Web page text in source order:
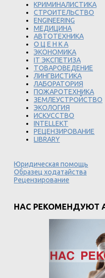
КРИМИНАЛИСТИКА
СТРОИТЕЛЬСТВО
ENGINEERING
МЕДИЦИНА
АВТОТЕХНИКА
О Ц Е Н К А
ЭКОНОМИКА
IT ЭКСПЕТИЗА
ТОВАРОВЕДЕНИЕ
ЛИНГВИСТИКА
ЛАБОРАТОРИЯ
ПОЖАРОТЕХНИКА
ЗЕМЛЕУСТРОЙСТВО
ЭКОЛОГИЯ
ИСКУССТВО
INTELLEKT
РЕЦЕНЗИРОВАНИЕ
LIBRARY
Юридическая помощь
Образец ходатайства
Рецензирование
НАС РЕКОМЕНДУЮТ